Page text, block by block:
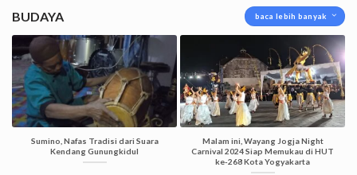
BUDAYA baca lebih banyak
Sumino, Nafas Tradisi dari Suara
Kendang Gunungkidul
Malam ini, Wayang Jogja Night
Carnival 2024 Siap Memukau di HUT
ke-268 Kota Yogyakarta